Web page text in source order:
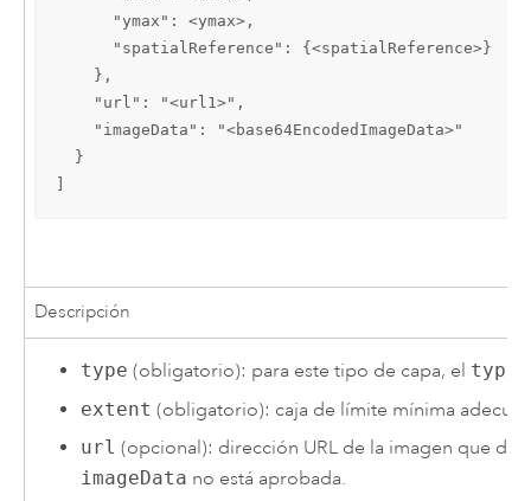
      "ymax": <ymax>,
      "spatialReference": {<spatialReference>}
    },
    "url": "<url1>",
    "imageData": "<base64EncodedImageData>"
  }
]
Descripción
type (obligatorio): para este tipo de capa, el type
extent (obligatorio): caja de límite mínima
url (opcional): dirección URL de la imagen que
imageData no está aprobada.